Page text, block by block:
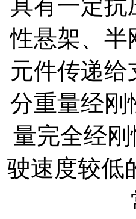
具有一定抗
性悬架、半
元件传递给
分重量经刚
量完全经
驶速度较低